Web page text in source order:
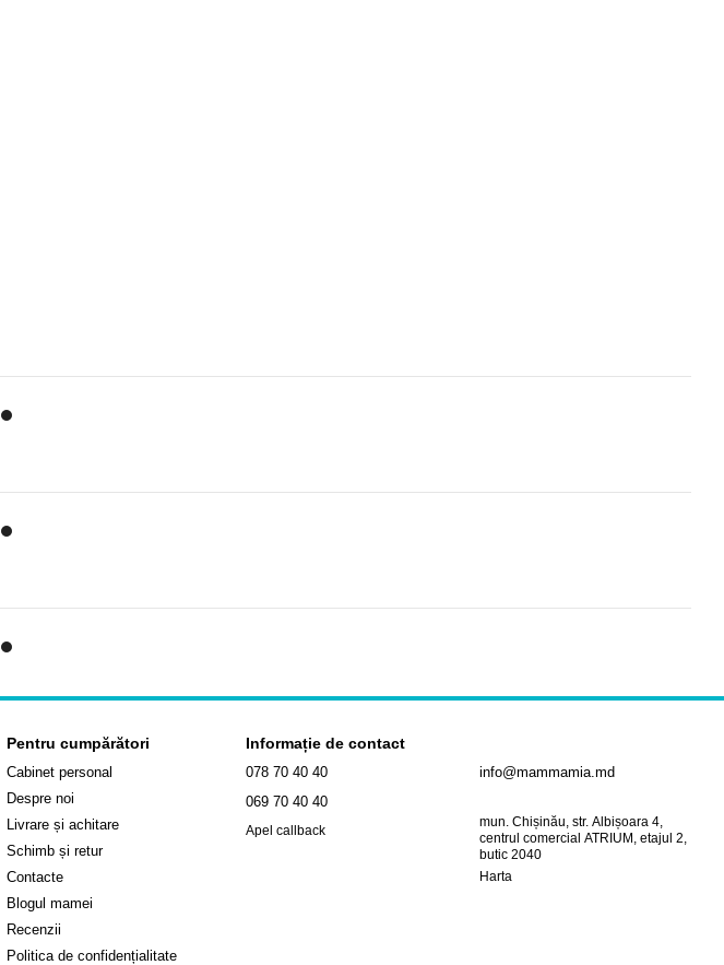
Pentru cumpărători
Cabinet personal
Despre noi
Livrare și achitare
Schimb și retur
Contacte
Blogul mamei
Recenzii
Politica de confidențialitate
Informație de contact
078 70 40 40
069 70 40 40
Apel callback
info@mammamia.md
mun. Chișinău, str. Albișoara 4,
centrul comercial ATRIUM, etajul 2,
butic 2040
Harta